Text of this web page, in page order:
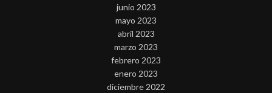
junio 2023
mayo 2023
abril 2023
marzo 2023
febrero 2023
enero 2023
diciembre 2022